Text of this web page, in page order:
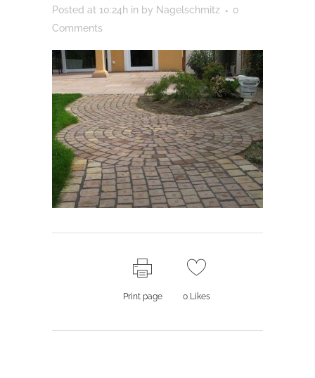
Posted at 10:24h in by Nagelschmitz
0
Comments
Print page 0Likes